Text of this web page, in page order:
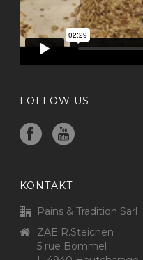
FOLLOW US
KONTAKT
Pains & Tradition Sarl
ZAE R.Steichen
5 rue Bommel